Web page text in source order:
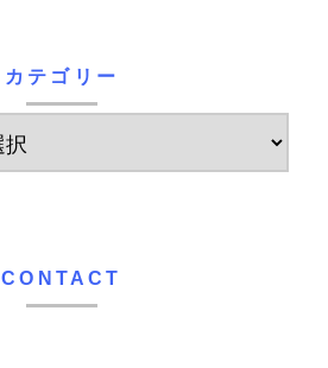
カテゴリー
CONTACT